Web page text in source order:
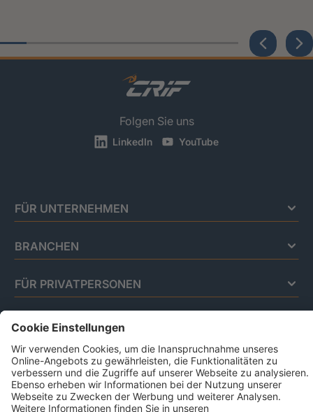
Folgen Sie uns
LinkedIn YouTube
FÜR UNTERNEHMEN
BRANCHEN
FÜR PRIVATPERSONEN
Impressum
Code Of Conduct
AGB Für Leistungen Im Risiko- Und
Chancenmanagement
AGB Für Data And Marketing Solutions